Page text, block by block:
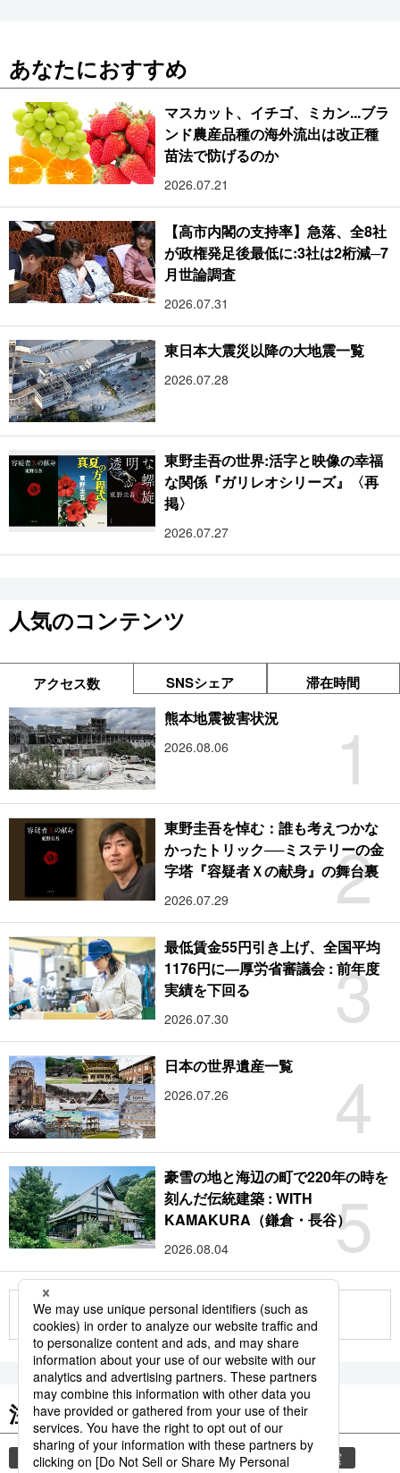
あなたにおすすめ
マスカット、イチゴ、ミカン...ブラ
ンド農産品種の海外流出は改正種
苗法で防げるのか
2026.07.21
【高市内閣の支持率】急落、全8社
が政権発足後最低に:3社は2桁減─7
月世論調査
2026.07.31
東日本大震災以降の大地震一覧
2026.07.28
東野圭吾の世界:活字と映像の幸福
な関係『ガリレオシリーズ』〈再
掲〉
2026.07.27
人気のコンテンツ
アクセス数 SNSシェア 滞在時間
1
熊本地震被害状況
2026.08.06
2
東野圭吾を悼む：誰も考えつかな
かったトリック──ミステリーの金
字塔『容疑者Ｘの献身』の舞台裏
2026.07.29
3
最低賃金55円引き上げ、全国平均
1176円に―厚労省審議会 : 前年度
実績を下回る
2026.07.30
4
日本の世界遺産一覧
2026.07.26
5
豪雪の地と海辺の町で220年の時を
刻んだ伝統建築 : WITH
KAMAKURA（鎌倉・長谷）
2026.08.04
もっと見る
注目のキーワード
共同通信ニュース 災害 気象・災害 地震